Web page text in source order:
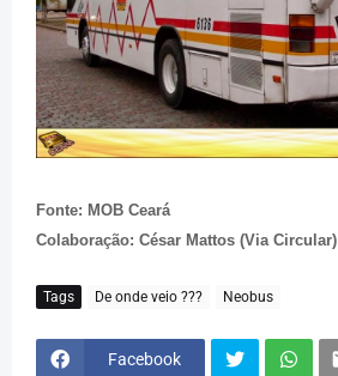
Fonte: MOB Ceará
Colaboração: César Mattos (Via Circular)
Tags De onde veio ??? Neobus
Facebook